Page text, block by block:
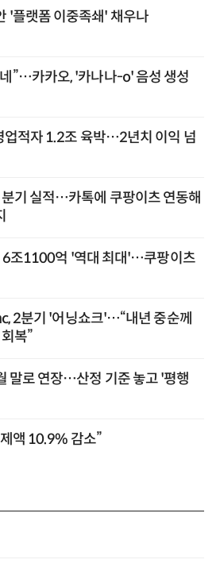
'플랫폼 이중족쇄' 채우나
”…카카오, '카나나-o' 음성 생성
업적자 1.2조 육박…2년치 이익 넘
기 실적…카톡에 쿠팡이츠 연동해
6조1100억 '역대 최대'…쿠팡이츠
2분기 '어닝쇼크'…“내년 중순께
복”
말로 연장…산정 기준 놓고 '평행
액 10.9% 감소”